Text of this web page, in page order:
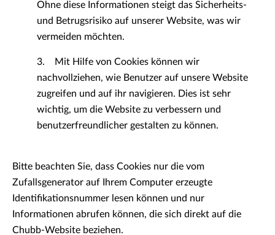
Ohne diese Informationen steigt das Sicherheits-
und Betrugsrisiko auf unserer Website, was wir
vermeiden möchten.
3. Mit Hilfe von Cookies können wir
nachvollziehen, wie Benutzer auf unsere Website
zugreifen und auf ihr navigieren. Dies ist sehr
wichtig, um die Website zu verbessern und
benutzerfreundlicher gestalten zu können.
Bitte beachten Sie, dass Cookies nur die vom
Zufallsgenerator auf Ihrem Computer erzeugte
Identifikationsnummer lesen können und nur
Informationen abrufen können, die sich direkt auf die
Chubb-Website beziehen.